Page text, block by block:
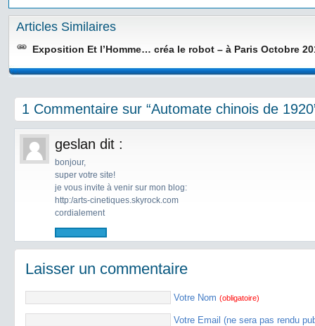
Articles Similaires
Exposition Et l’Homme… créa le robot – à Paris Octobre
1 Commentaire sur “Automate chinois de
geslan dit :
bonjour,
super votre site!
je vous invite à venir sur mon blog:
http:/arts-cinetiques.skyrock.com
cordialement
Laisser un commentaire
Votre Nom (obligatoire)
Votre Email (ne sera pas rendu